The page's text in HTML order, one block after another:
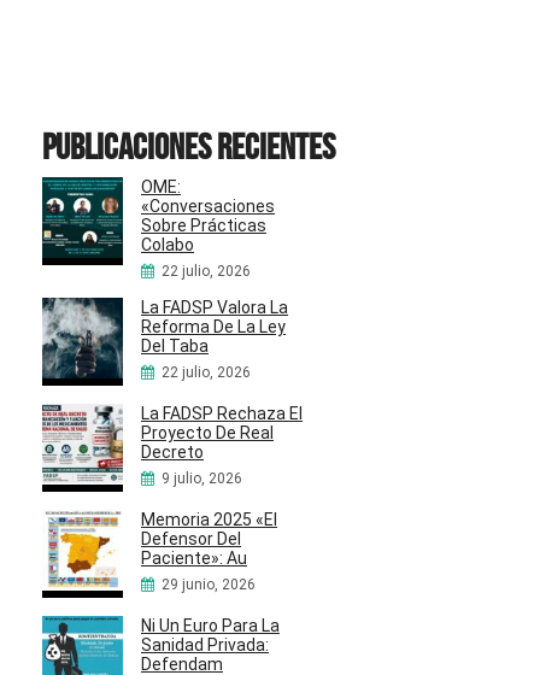
Publicaciones recientes
OME:
«Conversaciones
Sobre Prácticas
Colabo
22 julio, 2026
La FADSP Valora La
Reforma De La Ley
Del Taba
22 julio, 2026
La FADSP Rechaza El
Proyecto De Real
Decreto
9 julio, 2026
Memoria 2025 «El
Defensor Del
Paciente»: Au
29 junio, 2026
Ni Un Euro Para La
Sanidad Privada:
Defendam